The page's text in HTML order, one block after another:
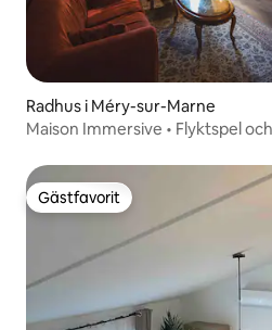
Radhus i Méry-sur-Marne
Maison Immersive • Flyktspel
Gästfavorit
Gästfavorit